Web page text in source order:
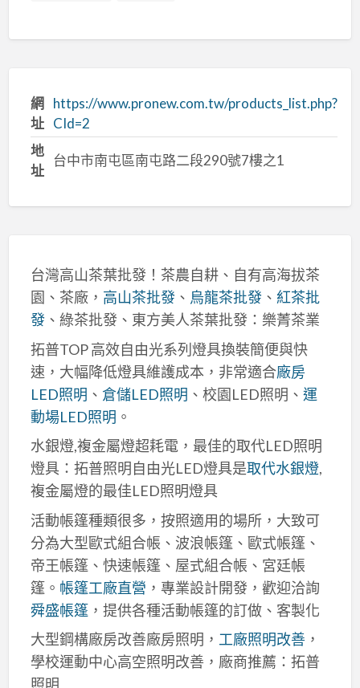
網
址
https://www.pronew.com.tw/products_list.php?
CId=2
地
址
台中市南屯區南屯路二段290號7樓之1
台灣高山茶葉批發！茶農自耕、自有高海拔茶
園、茶廠， 高山茶批發、 烏龍茶批發、 紅茶批
發、綠茶批發、東方美人茶葉批發：樂菁茶業
拓普TOP 高效自由光系列燈具換裝簡便與快
速，大幅降低燈具維護成本，非常適合廠房
LED照明 、 倉儲LED照明 、校園LED照明、 運
動場LED照明 。
水銀燈,複金屬燈超耗電，最佳的取代LED照明
燈具：拓普照明自由光LED燈具是取代水銀燈,
複金屬燈的最佳LED照明燈具
活動帳篷種類很多，按照適用的場所，大致可
分為大型歐式組合帳、波浪帳篷、歐式帳篷、
帝王帳篷、快速帳篷、屋式組合帳、宮廷帳
篷。 帳篷工廠直營 ，專業設計開發，歡迎洽詢
舜盛帳篷，提供各種活動帳篷的訂做、客製化
大型鋼構廠房改善廠房照明， 工廠照明改善，
學校運動中心高空照明改善，廠商推薦：拓普
照明